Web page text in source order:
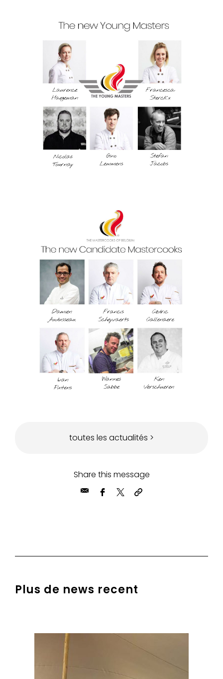
toutes les actualités >
Share this message
Plus de news recent